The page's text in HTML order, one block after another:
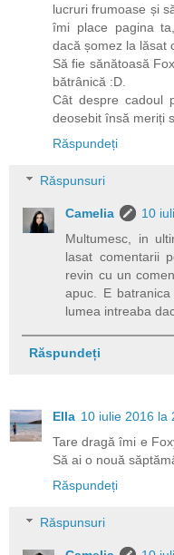
lucruri frumoase și
îmi place pagina
dacă șomez la lăsat
Să fie sănătoasă
bătrânică :D.
Cât despre cadoul
deosebit însă meriți
Răspundeți
Răspunsuri
Camelia
10
Multumesc, in
lasat comentarii
revin cu un
apuc. E
lumea intreaba
Răspundeți
Ella 10 iulie 2016 la
Tare dragă îmi e
Să ai o nouă
Răspundeți
Răspunsuri